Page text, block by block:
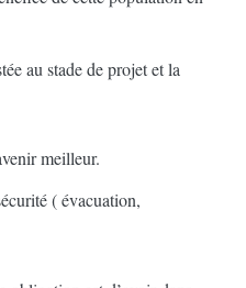
au stade de projet et la
meilleur.
( évacuation,